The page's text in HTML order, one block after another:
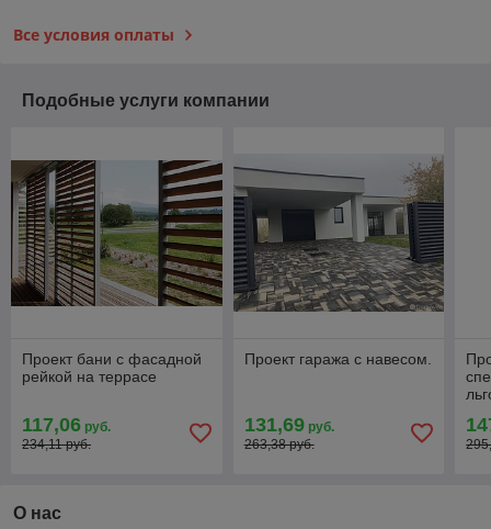
Все условия оплаты
Подобные услуги компании
Проект бани с фасадной
рейкой на террасе
117,06 руб.
234,11 руб.
Проект гаража с навесом.
131,69руб.
263,38 руб.
О нас